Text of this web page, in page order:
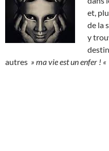
et,
de la
y
autres » ma vie est un enfer ! «